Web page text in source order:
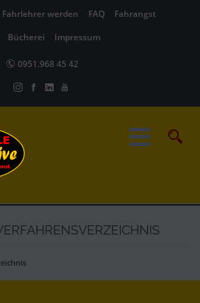
Fahrlehrer werden FAQ
Fahrangst
Bücherei Impressum
0951.968 45 42